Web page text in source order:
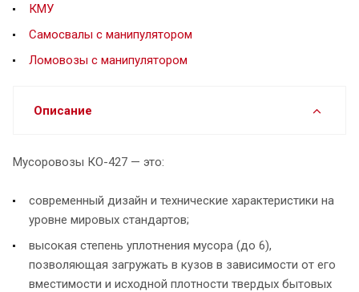
КМУ
Самосвалы с манипулятором
Ломовозы с манипулятором
Описание
Мусоровозы КО-427 — это:
современный дизайн и технические характеристики на
уровне мировых стандартов;
высокая степень уплотнения мусора (до 6),
позволяющая загружать в кузов в зависимости от его
вместимости и исходной плотности твердых бытовых